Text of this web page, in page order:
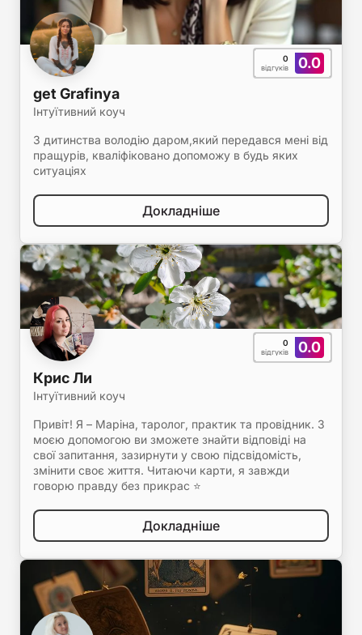
0.0
0
відгуків
get Grafinya
Інтуїтивний коуч
З дитинства володію даром,який передався мені від
пращурів, кваліфіковано допоможу в будь яких
ситуаціях
Докладніше
0.0
0
відгуків
Крис Ли
Інтуїтивний коуч
Привіт! Я – Маріна, таролог, практик та провідник. З
моєю допомогою ви зможете знайти відповіді на
свої запитання, зазирнути у свою підсвідомість,
змінити своє життя. Читаючи карти, я завжди
говорю правду без прикрас ⭐️
Докладніше